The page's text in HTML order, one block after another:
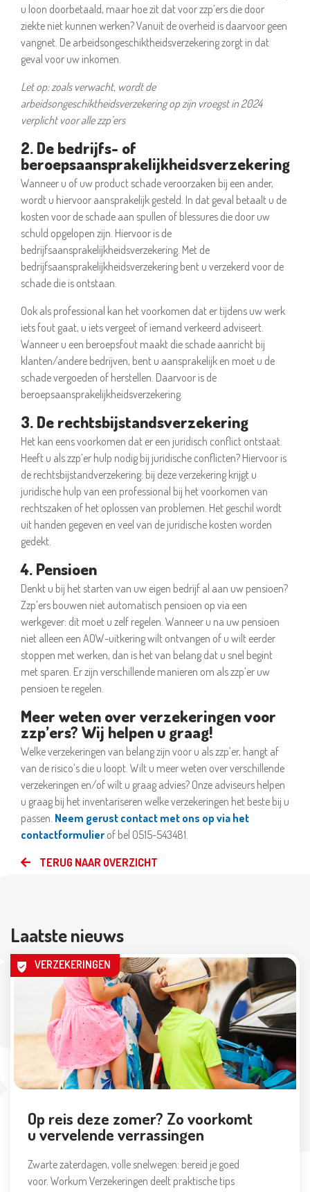
u loon doorbetaald, maar hoe zit dat voor zzp’ers die door
ziekte niet kunnen werken? Vanuit de overheid is daarvoor geen
vangnet. De arbeidsongeschiktheidsverzekering zorgt in dat
geval voor uw inkomen.
Let op: zoals verwacht, wordt de
arbeidsongeschiktheidsverzekering op zijn vroegst in 2024
verplicht voor alle zzp’ers
2. De bedrijfs- of
beroepsaansprakelijkheidsverzekering
Wanneer u of uw product schade veroorzaken bij een ander,
wordt u hiervoor aansprakelijk gesteld. In dat geval betaalt u de
kosten voor de schade aan spullen of blessures die door uw
schuld opgelopen zijn. Hiervoor is de
bedrijfsaansprakelijkheidsverzekering. Met de
bedrijfsaansprakelijkheidsverzekering bent u verzekerd voor de
schade die is ontstaan.
Ook als professional kan het voorkomen dat er tijdens uw werk
iets fout gaat, u iets vergeet of iemand verkeerd adviseert.
Wanneer u een beroepsfout maakt die schade aanricht bij
klanten/andere bedrijven, bent u aansprakelijk en moet u de
schade vergoeden of herstellen. Daarvoor is de
beroepsaansprakelijkheidsverzekering.
3. De rechtsbijstandsverzekering
Het kan eens voorkomen dat er een juridisch conflict ontstaat.
Heeft u als zzp’er hulp nodig bij juridische conflicten? Hiervoor is
de rechtsbijstandverzekering: bij deze verzekering krijgt u
juridische hulp van een professional bij het voorkomen van
rechtszaken of het oplossen van problemen. Het geschil wordt
uit handen gegeven en veel van de juridische kosten worden
gedekt.
4. Pensioen
Denkt u bij het starten van uw eigen bedrijf al aan uw pensioen?
Zzp’ers bouwen niet automatisch pensioen op via een
werkgever: dit moet u zelf regelen. Wanneer u na uw pensioen
niet alleen een AOW-uitkering wilt ontvangen of u wilt eerder
stoppen met werken, dan is het van belang dat u snel begint
met sparen. Er zijn verschillende manieren om als zzp’er uw
pensioen te regelen.
Meer weten over verzekeringen voor
zzp’ers? Wij helpen u graag!
Welke verzekeringen van belang zijn voor u als zzp’er, hangt af
van de risico’s die u loopt. Wilt u meer weten over verschillende
verzekeringen en/of wilt u graag advies? Onze adviseurs helpen
u graag bij het inventariseren welke verzekeringen het beste bij u
passen. Neem gerust contact met ons op via het
contactformulier of bel 0515-543481.
TERUG NAAR OVERZICHT
Laatste nieuws
VERZEKERINGEN
Op reis deze zomer? Zo voorkomt
u vervelende verrassingen
Zwarte zaterdagen, volle snelwegen: bereid je goed
voor. Workum Verzekeringen deelt praktische tips